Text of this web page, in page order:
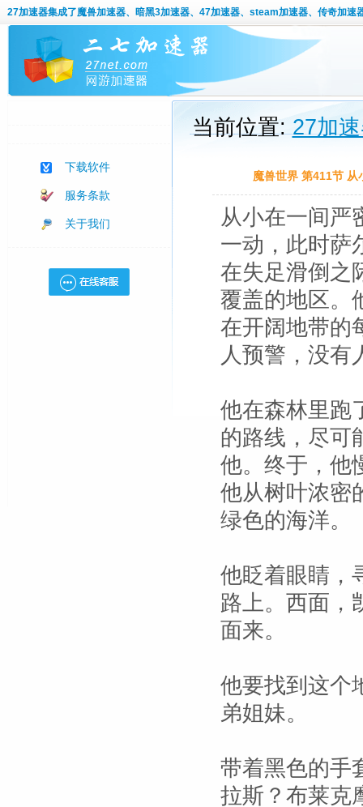
27加速器集成了魔兽加速器、暗黑3加速器、47加速器、steam加速器、传奇加速
下载软件
服务条款
关于我们
当前位置:27加
魔兽世界 第411节 从
从小在一间严
一动，此时萨
在失足滑倒之
覆盖的地区。
在开阔地带的
人预警，没有
他在森林里跑
的路线，尽可
他。终于，他
他从树叶浓密
绿色的海洋。
他眨着眼睛，
路上。西面，
面来。
他要找到这个
弟姐妹。
带着黑色的手
拉斯？布莱克